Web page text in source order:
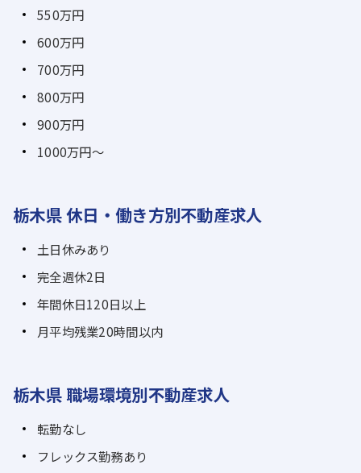
550万円
600万円
700万円
800万円
900万円
1000万円～
栃木県 休日・働き方別不動産求人
土日休みあり
完全週休2日
年間休日120日以上
月平均残業20時間以内
栃木県 職場環境別不動産求人
転勤なし
フレックス勤務あり